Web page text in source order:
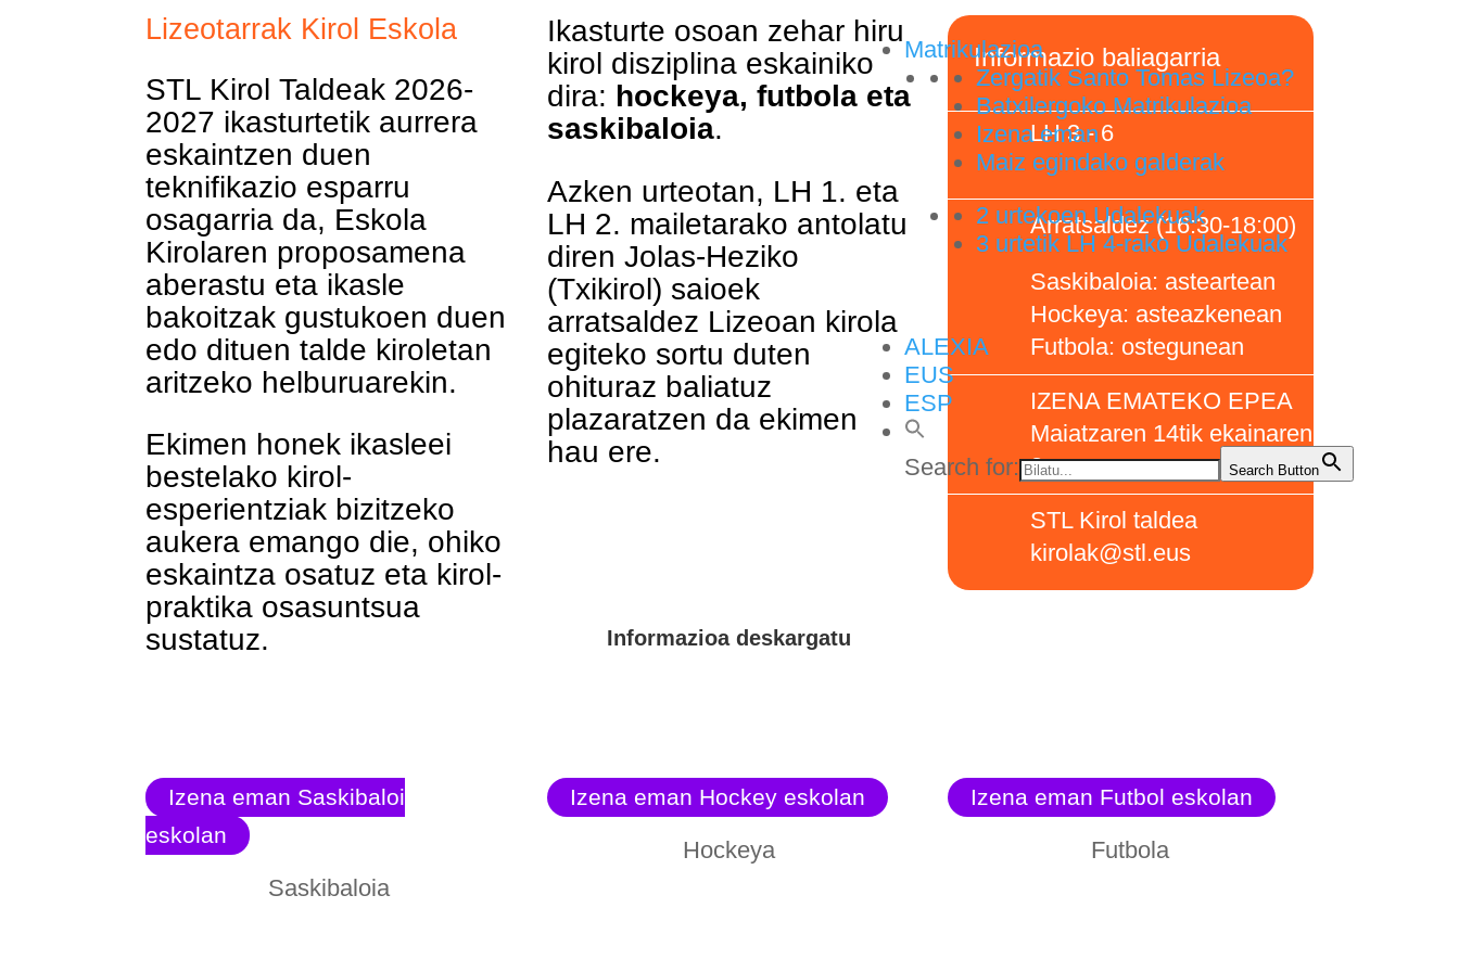
Matrikulazioa
Zergatik Santo Tomas Lizeoa?
Batxilergoko Matrikulazioa
Izena eman
Maiz egindako galderak
2 urtekoen Udalekuak
3 urtetik LH 4-rako Udalekuak
ALEXIA
EUS
ESP
Search for: Search Button
Lizeotarrak Kirol Eskola
STL Kirol Taldeak 2026-
2027 ikasturtetik aurrera
eskaintzen duen
teknifikazio esparru
osagarria da, Eskola
Kirolaren proposamena
aberastu eta ikasle
bakoitzak gustukoen duen
edo dituen talde kiroletan
aritzeko helburuarekin.
Ekimen honek ikasleei
bestelako kirol-
esperientziak bizitzeko
aukera emango die, ohiko
eskaintza osatuz eta kirol-
praktika osasuntsua
sustatuz.
Ikasturte osoan zehar hiru
kirol disziplina eskainiko
dira: hockeya, futbola eta
saskibaloia.
Azken urteotan, LH 1. eta
LH 2. mailetarako antolatu
diren Jolas-Heziko
(Txikirol) saioek
arratsaldez Lizeoan kirola
egiteko sortu duten
ohituraz baliatuz
plazaratzen da ekimen
hau ere.
Informazioa deskargatu
Informazio baliagarria
LH 3 - 6
Arratsaldez (16:30-18:00)
Saskibaloia: asteartean
Hockeya: asteazkenean
Futbola: ostegunean
IZENA EMATEKO EPEA
Maiatzaren 14tik ekainaren
3ra
STL Kirol taldea
kirolak@stl.eus
Izena eman Saskibaloi
eskolan
Saskibaloia
Izena eman Hockey eskolan
Hockeya
Izena eman Futbol eskolan
Futbola